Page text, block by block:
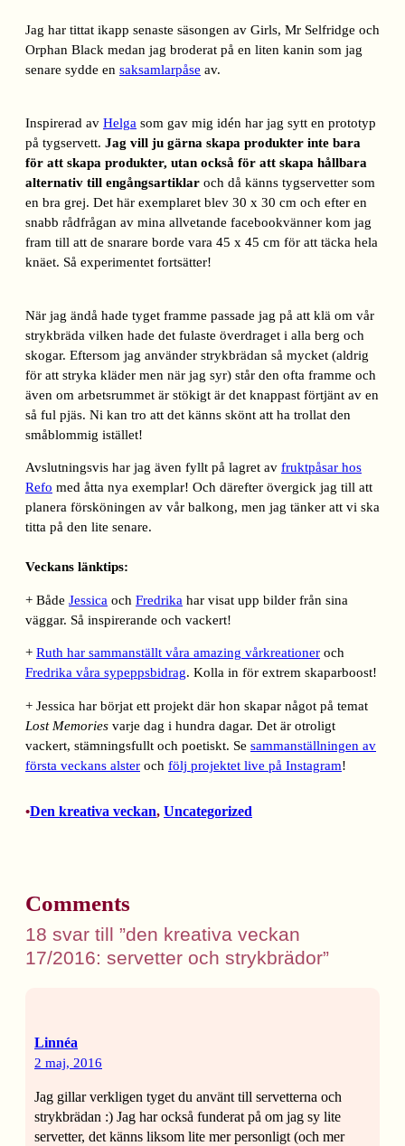
Jag har tittat ikapp senaste säsongen av Girls, Mr Selfridge och
Orphan Black medan jag broderat på en liten kanin som jag
senare sydde en saksamlarpåse av.
Inspirerad av Helga som gav mig idén har jag sytt en prototyp
på tygservett. Jag vill ju gärna skapa produkter inte bara
för att skapa produkter, utan också för att skapa hållbara
alternativ till engångsartiklar och då känns tygservetter som
en bra grej. Det här exemplaret blev 30 x 30 cm och efter en
snabb rådfrågan av mina allvetande facebookvänner kom jag
fram till att de snarare borde vara 45 x 45 cm för att täcka hela
knäet. Så experimentet fortsätter!
När jag ändå hade tyget framme passade jag på att klä om vår
strykbräda vilken hade det fulaste överdraget i alla berg och
skogar. Eftersom jag använder strykbrädan så mycket (aldrig
för att stryka kläder men när jag syr) står den ofta framme och
även om arbetsrummet är stökigt är det knappast förtjänt av en
så ful pjäs. Ni kan tro att det känns skönt att ha trollat den
småblommig istället!
Avslutningsvis har jag även fyllt på lagret av fruktpåsar hos
Refo med åtta nya exemplar! Och därefter övergick jag till att
planera försköningen av vår balkong, men jag tänker att vi ska
titta på den lite senare.
Veckans länktips:
+ Både Jessica och Fredrika har visat upp bilder från sina
väggar. Så inspirerande och vackert!
+ Ruth har sammanställt våra amazing vårkreationer och
Fredrika våra sypeppsbidrag. Kolla in för extrem skaparboost!
+ Jessica har börjat ett projekt där hon skapar något på temat
Lost Memories varje dag i hundra dagar. Det är otroligt
vackert, stämningsfullt och poetiskt. Se sammanställningen av
första veckans alster och följ projektet live på Instagram!
•Den kreativa veckan, Uncategorized
Comments
18 svar till ”den kreativa veckan
17/2016: servetter och strykbrädor”
Linnéa
2 maj, 2016
Jag gillar verkligen tyget du använt till servetterna och
strykbrädan :) Jag har också funderat på om jag sy lite
servetter, det känns liksom lite mer personligt (och mer